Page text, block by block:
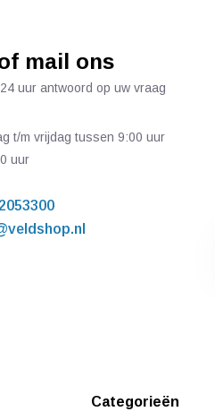
mail ons
uur antwoord op uw vraag
t/m vrijdag tussen 9:00 uur
uur
Categorieën